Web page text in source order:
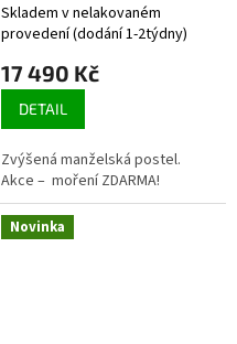
Průměrné
hodnocení
produktu
je
z
5
hvězdiček.
Skladem v nelakovaném
provedení (dodání 1-2týdny)
17 490 Kč
DETAIL
Zvýšená manželská postel.
Akce – moření ZDARMA!
Novinka